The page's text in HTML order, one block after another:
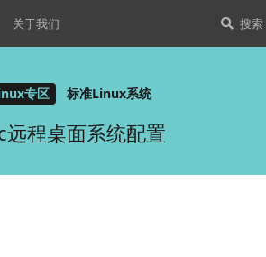
关于我们
专区 标准Linux系统
远程桌面系统配置